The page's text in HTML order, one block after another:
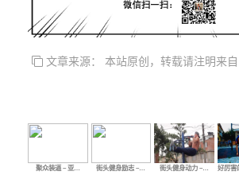
文章来源： 本站原创，转载请注明来
聚众装逼 – 亚… 街头健身励志 –… 街头健身动力 –… 好厉害